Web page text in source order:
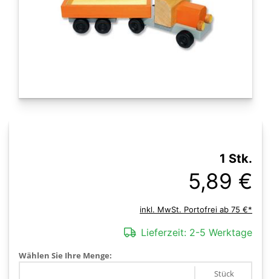
1 Stk.
5,89 €
inkl. MwSt. Portofrei ab 75 €*
Lieferzeit: 2-5 Werktage
Wählen Sie Ihre Menge:
Stück